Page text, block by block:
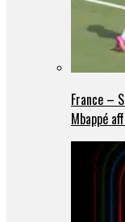
France –
Mbappé